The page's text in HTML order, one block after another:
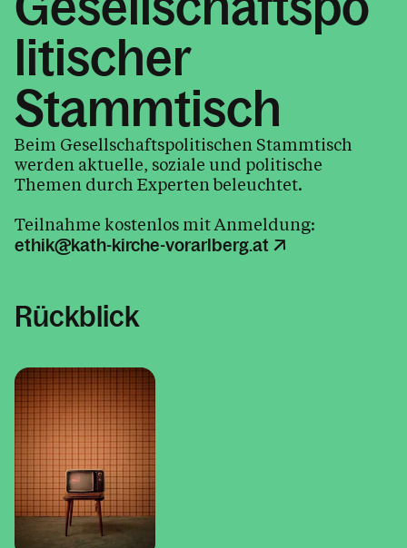
litischer
Stammtisch
Beim Gesellschaftspolitischen Stammtisch
werden aktuelle, soziale und politische
Themen durch Experten beleuchtet.
Teilnahme kostenlos mit Anmeldung:
ethik@kath-kirche-vorarlberg.at
Rückblick